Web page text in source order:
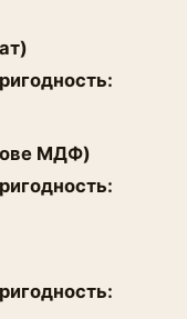
МДФ)